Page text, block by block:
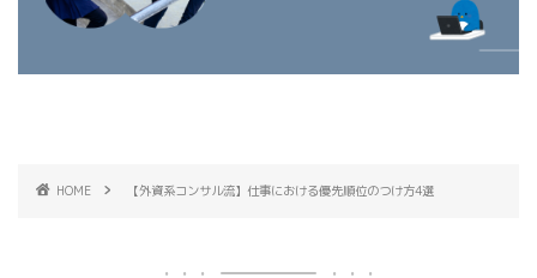
HOME 【外資系コンサル流】仕事における優先順位のつけ方4選